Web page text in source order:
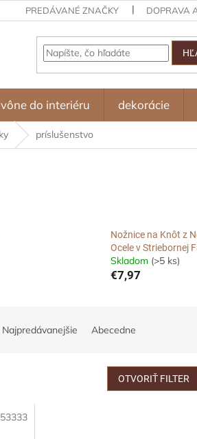
PREDÁVANÉ ZNAČKY DOPRAVA
vône do interiéru dekorácie
príslušenstvo
Nožnice na Knôt z
Ocele v Striebornej
Skladom (>5 ks)
€7,97
Najpredávanejšie Abecedne
OTVORIŤ FILTER
53333